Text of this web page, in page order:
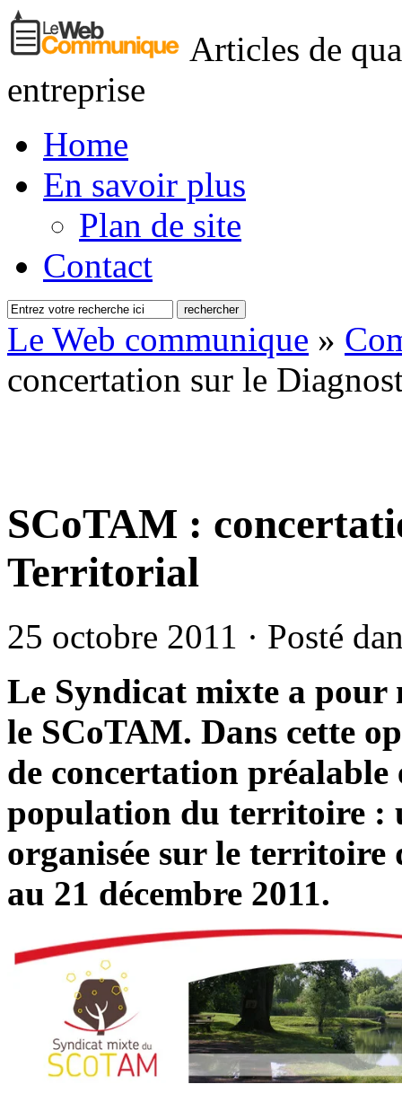
Articles de
entreprise
Home
En savoir plus
Plan de site
Contact
Le Web communique »
concertation sur le
SCoTAM :
Territorial
25 octobre 2011 · Posté
Le Syndicat mixte a pour
le SCoTAM. Dans cette
de concertation
population du territoire :
organisée sur le territoire
au 21 décembre 2011.